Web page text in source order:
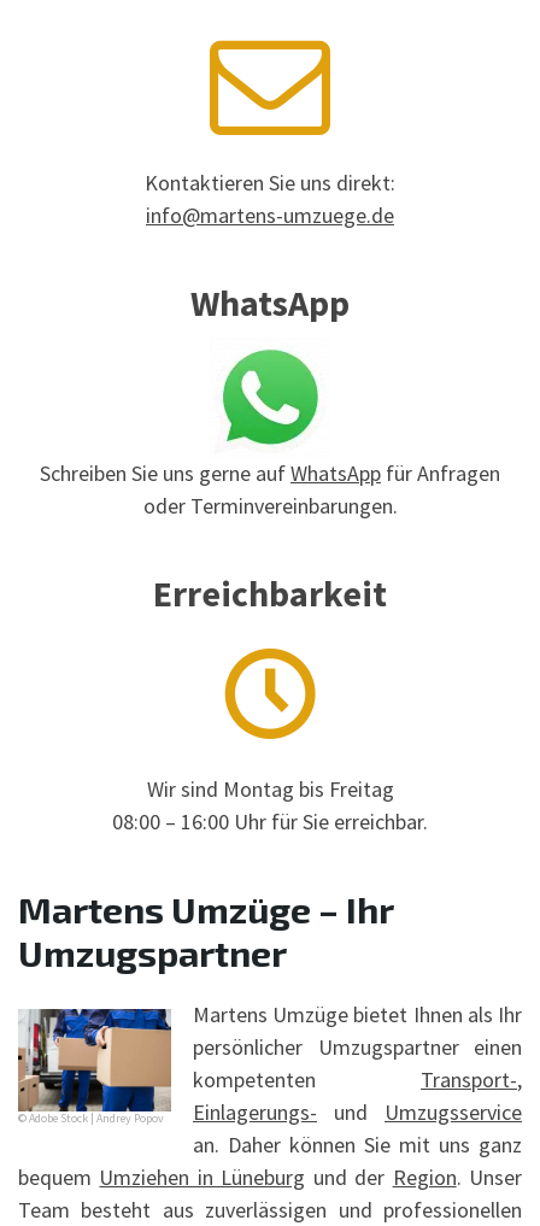
Kontaktieren Sie uns direkt:
info@martens-umzuege.de
WhatsApp
Schreiben Sie uns gerne aufWhatsApp für Anfragen
oder Terminvereinbarungen.
Erreichbarkeit
Wir sind Montag bis Freitag
08:00 – 16:00 Uhr für Sie erreichbar.
Martens Umzüge – Ihr
Umzugspartner
© Adobe Stock | Andrey Popov
Martens Umzüge bietet Ihnen als Ihr
persönlicher Umzugspartner einen
kompetenten Transport-,
Einlagerungs- und Umzugsservice
an. Daher können Sie mit uns ganz
bequem Umziehen in Lüneburg und der Region. Unser
Team besteht aus zuverlässigen und professionellen